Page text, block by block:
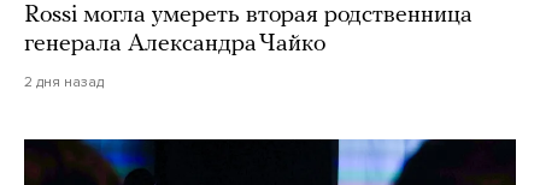
Rossi могла умереть вторая родственница
генерала Александра Чайко
2 дня назад